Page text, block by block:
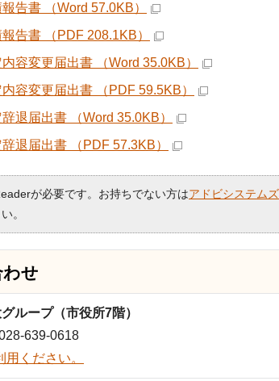
告書 （Word 57.0KB）
告書 （PDF 208.1KB）
容変更届出書 （Word 35.0KB）
容変更届出書 （PDF 59.5KB）
退届出書 （Word 35.0KB）
退届出書 （PDF 57.3KB）
が必要です。お持ちでない方はアドビシステム
。
せ
ループ（市役所7階）
639-0618
ください。